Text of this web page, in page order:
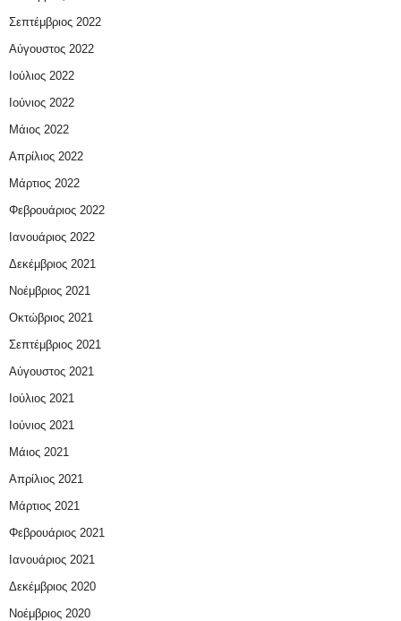
Σεπτέμβριος 2022
Αύγουστος 2022
Ιούλιος 2022
Ιούνιος 2022
Μάιος 2022
Απρίλιος 2022
Μάρτιος 2022
Φεβρουάριος 2022
Ιανουάριος 2022
Δεκέμβριος 2021
Νοέμβριος 2021
Οκτώβριος 2021
Σεπτέμβριος 2021
Αύγουστος 2021
Ιούλιος 2021
Ιούνιος 2021
Μάιος 2021
Απρίλιος 2021
Μάρτιος 2021
Φεβρουάριος 2021
Ιανουάριος 2021
Δεκέμβριος 2020
Νοέμβριος 2020